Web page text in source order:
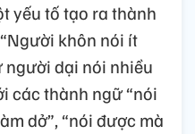
yếu tố tạo ra thành
khôn nói ít
người dại nói nhiều
các thành ngữ “nói
dở”, “nói được mà